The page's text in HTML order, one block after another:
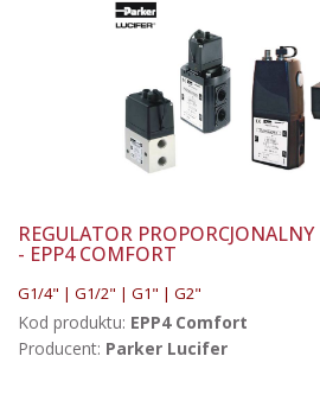
REGULATOR
- EPP4 COMFORT
G1/4" | G1/2" | G1" | G2"
Kod produktu: EPP4 Comfort
Producent: Parker Lucifer